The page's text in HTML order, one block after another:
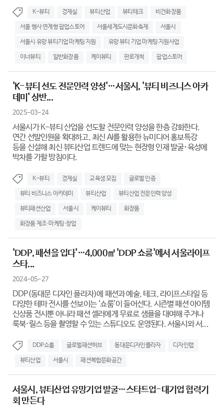
K-뷰티 경제실 뷰티산업 뷰티테크 비건화장품
서울 행사 연계형 팝업스토어 서울세계도시문화축제 서울시
서울시 유망 뷰티기업 마케팅 지원 유망 뷰티 기업 마케팅 지원사업
이너뷰티 일반화장품 케이뷰티 판로개척 팝업스토어
'K-뷰티 선도 전문인력 양성'…서울시, '뷰티 비즈니스 아카
데미' 상반...
2025-03-24
서울시가 K-뷰티 산업을 선도할 전문인력 양성을 한층 강화한다.
연간 선발인원을 확대하고, 최신 AI를 활용한 뉴미디어 홍보특강
등을 신설해 최신 뷰티산업 트렌드에 맞는 현장형 인재 발굴･육성에
박차를 가할 방침이다.
K-뷰티 경제실 교육생 모집 글로벌 인증
뷰티 비즈니스 아카데미 뷰티산업 뷰티산업 전문인력 양성
뷰티패션산업 서울시 케이뷰티 화장품
화장품 제조·마케팅·창업
'DDP, 패션을 입다'…4,000㎡ 'DDP 쇼룸'에서 서울라이프
스타...
2024-05-27
DDP(동대문 디자인 플라자)에 패션과 예술, 테크, 라이프스타일 등
다양한 테마 전시를 선보이는 ‘쇼룸’이 들어선다. 시즌별 패션 아이템
신상품 전시뿐 아니라 패션 셀러에게 무료로 샘플을 대여해 주거나
룩북·릴스 등을 촬영할 수 있는 스튜디오도 운영된다. 서울시와 서...
DDP쇼룸 글로벌패션허브 동대문디자인플라자 디자인랩
뷰티산업 서울시 패션복합문화공간
서울시, 뷰티산업 유망기업 발굴…스타트업-대기업 협력기
회 만든다